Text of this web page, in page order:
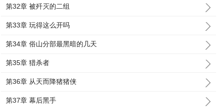
第32章 被歼灭的二组
第33章 玩得这么开吗
第34章 俗山分部最黑暗的几天
第35章 猎杀者
第36章 从天而降猪猪侠
第37章 幕后黑手